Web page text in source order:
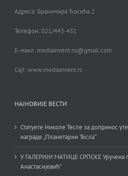
Адреса: Бранимира Ћосића 2
Телефон: 021/443-431
Е-маил: mediainvent.ns@gmail.com
Сајт: www.mediainvent.rs
НАЈНОВИЈЕ ВЕСТИ
Статуете Николе Тесле за допринос
награде „Планетарни Тесла“
У ГАЛЕРИЈИ МАТИЦЕ СРПСКЕ Уручена
Анастасијевић”